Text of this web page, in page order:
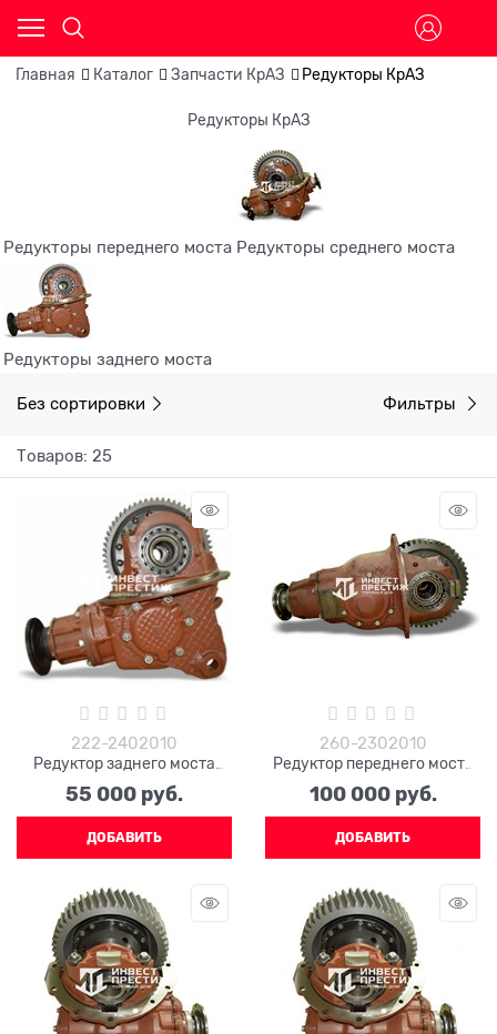
Главная Каталог Запчасти КрАЗ Редукторы КрАЗ
Редукторы КрАЗ
Редукторы переднего моста Редукторы среднего моста
Редукторы заднего моста
Без сортировки Фильтры
Товаров: 25
222-2402010
Редуктор заднего моста
КРАЗ 222-2402010
55 000 руб.
ДОБАВИТЬ
260-2302010
Редуктор переднего моста
260-2302010
100 000 руб.
ДОБАВИТЬ